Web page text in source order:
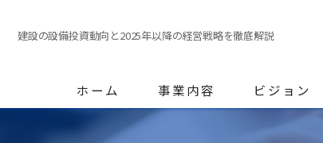
建設の設備投資動向と2025年以降の経営戦略を徹底解説
ホーム 事業内容 ビジョン